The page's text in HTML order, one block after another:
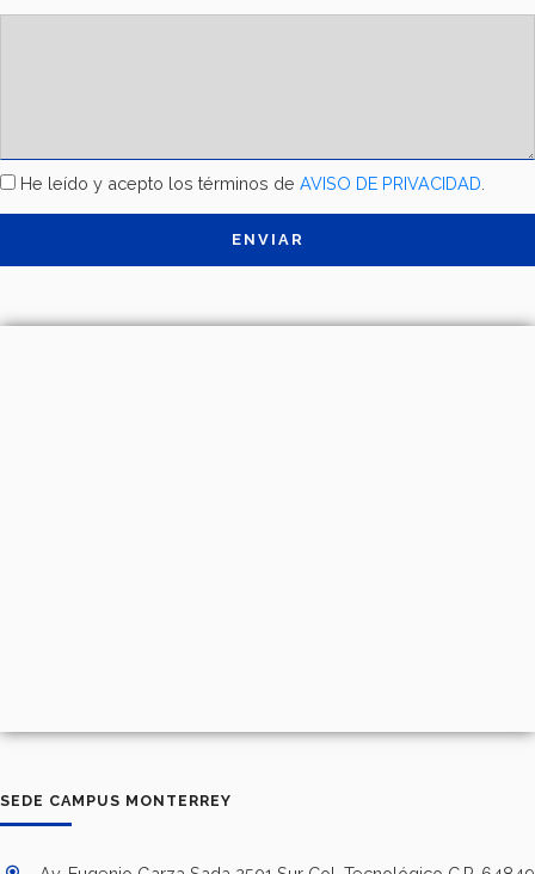
TÉRMINOS
He leído y acepto los términos de AVISO DE PRIVACIDAD.
SEDE CAMPUS MONTERREY